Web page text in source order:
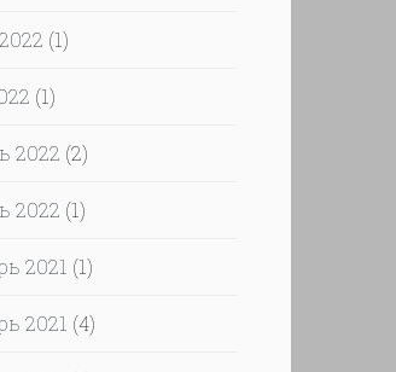
(1)
(1)
2022 (2)
2022 (1)
2021 (1)
2021 (4)